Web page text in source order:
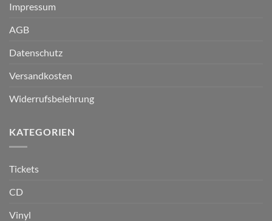
Impressum
AGB
Datenschutz
Versandkosten
Widerrufsbelehrung
KATEGORIEN
Tickets
CD
Vinyl